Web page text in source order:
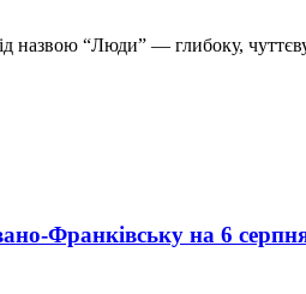
“Люди” — глибоку, чуттєву
Франківську на 6